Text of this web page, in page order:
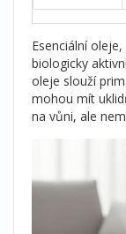
Esenciální
biologicky
oleje slouží
mohou mít
na vůni, ale